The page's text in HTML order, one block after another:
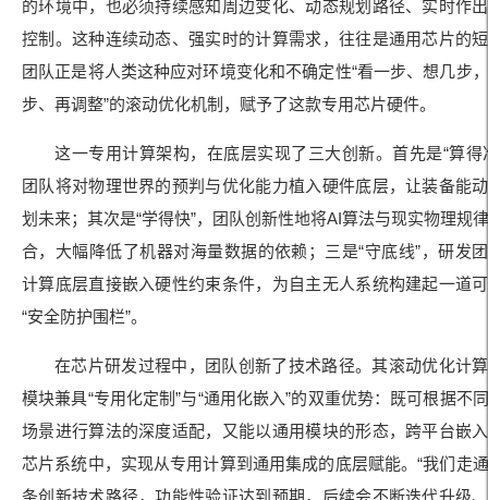
的环境中，也必须持续感知周边变化、动态规划路径、实时作
控制。这种连续动态、强实时的计算需求，往往是通用芯片的
团队正是将人类这种应对环境变化和不确定性“看一步、想几步
步、再调整”的滚动优化机制，赋予了这款专用芯片硬件。
这一专用计算架构，在底层实现了三大创新。首先是“算得
团队将对物理世界的预判与优化能力植入硬件底层，让装备能
划未来；其次是“学得快”，团队创新性地将AI算法与现实物理规
合，大幅降低了机器对海量数据的依赖；三是“守底线”，研发
计算底层直接嵌入硬性约束条件，为自主无人系统构建起一道
“安全防护围栏”。
在芯片研发过程中，团队创新了技术路径。其滚动优化计
模块兼具“专用化定制”与“通用化嵌入”的双重优势：既可根据不
场景进行算法的深度适配，又能以通用模块的形态，跨平台嵌
芯片系统中，实现从专用计算到通用集成的底层赋能。“我们走
条创新技术路径，功能性验证达到预期，后续会不断迭代升级